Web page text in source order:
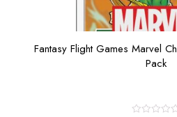
Fantasy Flight Games Marvel
Pack